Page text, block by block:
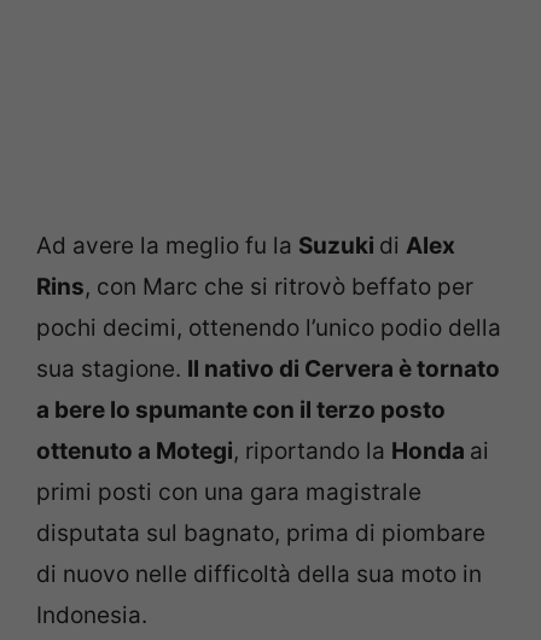
Ad avere la meglio fu la Suzuki di Alex
Rins, con Marc che si ritrovò beffato per
pochi decimi, ottenendo l’unico podio della
sua stagione. Il nativo di Cervera è tornato
a bere lo spumante con il terzo posto
ottenuto a Motegi, riportando la Honda ai
primi posti con una gara magistrale
disputata sul bagnato, prima di piombare
di nuovo nelle difficoltà della sua moto in
Indonesia.